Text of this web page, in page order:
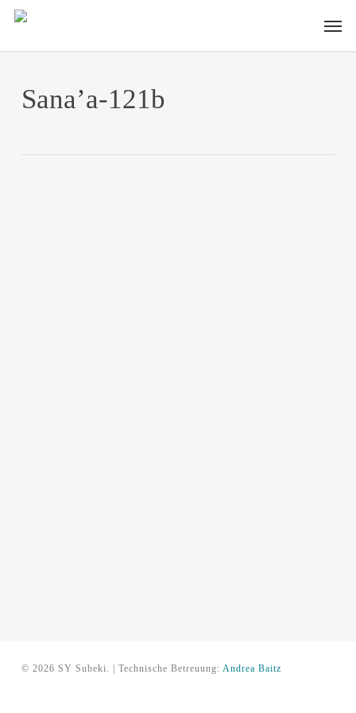
Skip
main
Sana’a-121b
© 2026 SY Subeki. | Technische Betreuung: Andrea Baitz